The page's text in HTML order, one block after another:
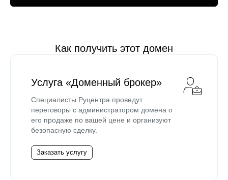
Как получить этот домен
Услуга «Доменный брокер»
Специалисты Руцентра проведут
переговоры с администратором домена о
его продаже по вашей цене и организуют
безопасную сделку.
Заказать услугу